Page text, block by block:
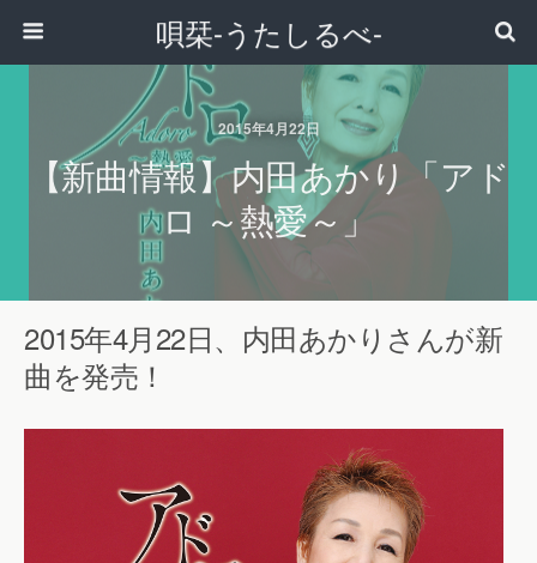
唄栞-うたしるべ-
2015年4月22日
【新曲情報】内田あかり「アド
ロ ～熱愛～」
2015年4月22日、内田あかりさんが新
曲を発売！